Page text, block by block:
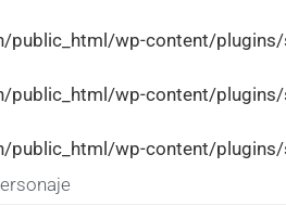
public_html/wp-content/
public_html/wp-content/
public_html/wp-content/